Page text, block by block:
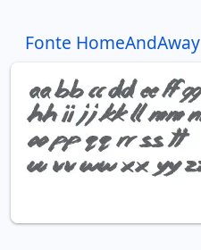
Fonte HomeAndAway